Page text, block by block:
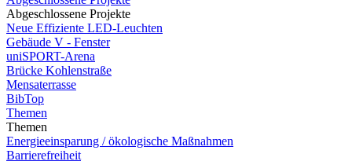
Abgeschlossene Projekte
Neue Effiziente LED-Leuchten
Gebäude V - Fenster
uniSPORT-Arena
Brücke Kohlenstraße
Mensaterrasse
BibTop
Themen
Themen
Energieeinsparung / ökologische Maßnahmen
Barrierefreiheit